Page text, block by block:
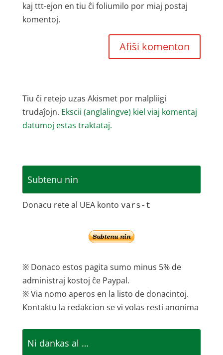
kaj ttt-ejon en tiu ĉi foliumilo por miaj postaj
komentoj.
Tiu ĉi retejo uzas Akismet por malpliigi
trudaĵojn. Ekscii (anglalingve) kiel viaj komentaj
datumoj estas traktataj.
Subtenu nin
Donacu rete al UEA konto vars-t
※ Donaco estos pagita sumo minus 5% de
administraj kostoj ĉe Paypal.
※ Via nomo aperos en la listo de donacintoj.
Kontaktu la redakcion se vi volas resti anonima
Ni dankas al …